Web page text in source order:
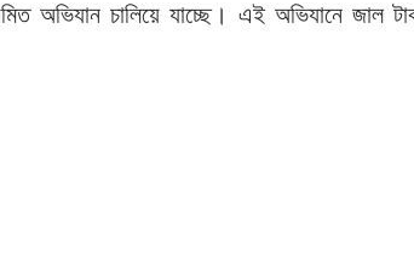
অভিযান চালিয়ে যাচ্ছে। এই অভিযানে জাল